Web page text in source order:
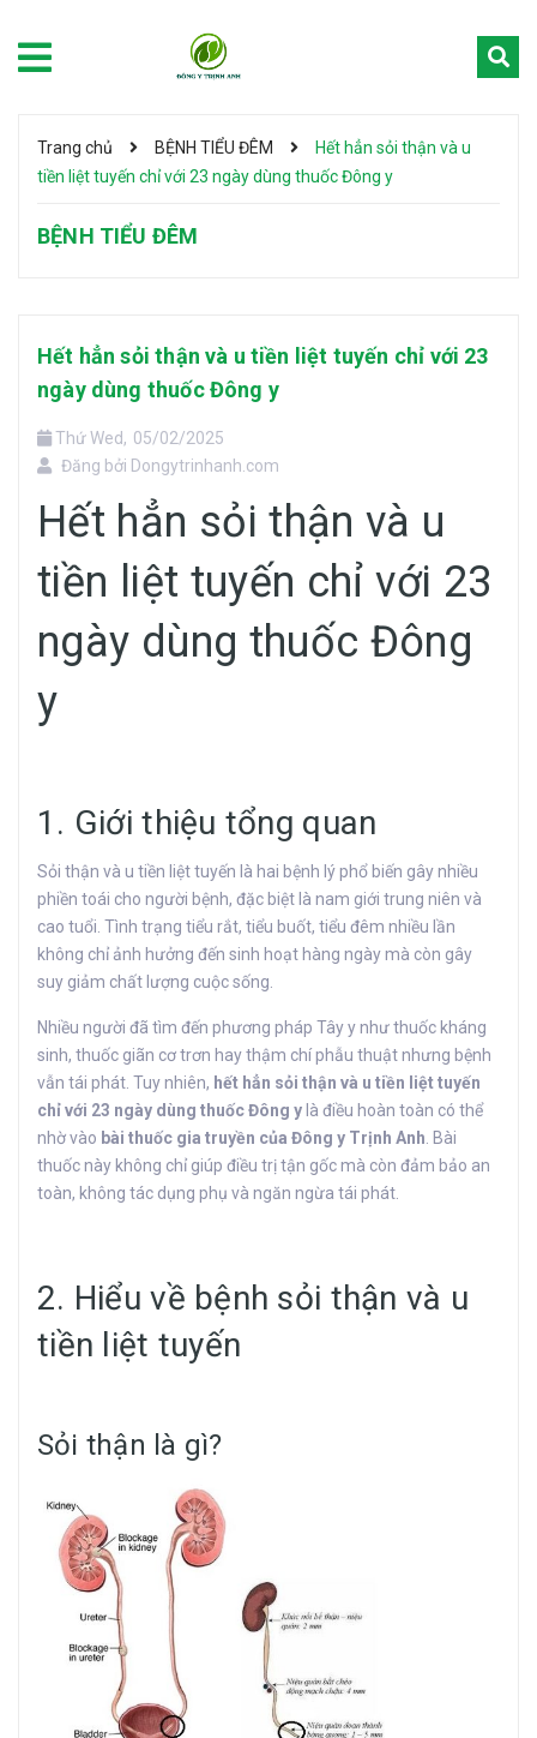
Trang chủ BỆNH TIỂU ĐÊM
Hết hẳn sỏi thận và u
tiền liệt tuyến chỉ với 23 ngày dùng thuốc Đông y
BỆNH TIỂU ĐÊM
Hết hẳn sỏi thận và u tiền liệt tuyến chỉ với 23
ngày dùng thuốc Đông y
Thứ Wed, 05/02/2025
Đăng bởi Dongytrinhanh.com
Hết hẳn sỏi thận và u
tiền liệt tuyến chỉ với 23
ngày dùng thuốc Đông
y
1. Giới thiệu tổng quan
Sỏi thận và u tiền liệt tuyến là hai bệnh lý phổ biến gây nhiều
phiền toái cho người bệnh, đặc biệt là nam giới trung niên và
cao tuổi. Tình trạng tiểu rắt, tiểu buốt, tiểu đêm nhiều lần
không chỉ ảnh hưởng đến sinh hoạt hàng ngày mà còn gây
suy giảm chất lượng cuộc sống.
Nhiều người đã tìm đến phương pháp Tây y như thuốc kháng
sinh, thuốc giãn cơ trơn hay thậm chí phẫu thuật nhưng bệnh
vẫn tái phát. Tuy nhiên, hết hẳn sỏi thận và u tiền liệt tuyến
chỉ với 23 ngày dùng thuốc Đông y là điều hoàn toàn có thể
nhờ vào bài thuốc gia truyền của Đông y Trịnh Anh . Bài
thuốc này không chỉ giúp điều trị tận gốc mà còn đảm bảo an
toàn, không tác dụng phụ và ngăn ngừa tái phát.
2. Hiểu về bệnh sỏi thận và u
tiền liệt tuyến
Sỏi thận là gì?